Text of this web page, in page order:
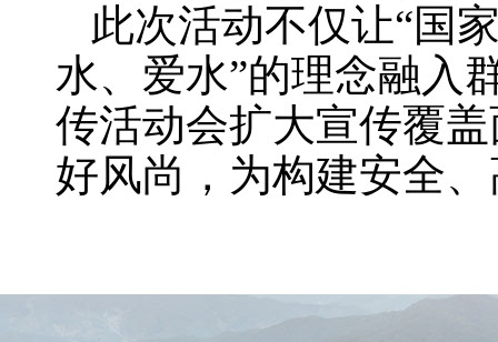
此次活动不仅让“国
水、爱水”的理念融入
传活动会扩大宣传覆
好风尚，为构建安全